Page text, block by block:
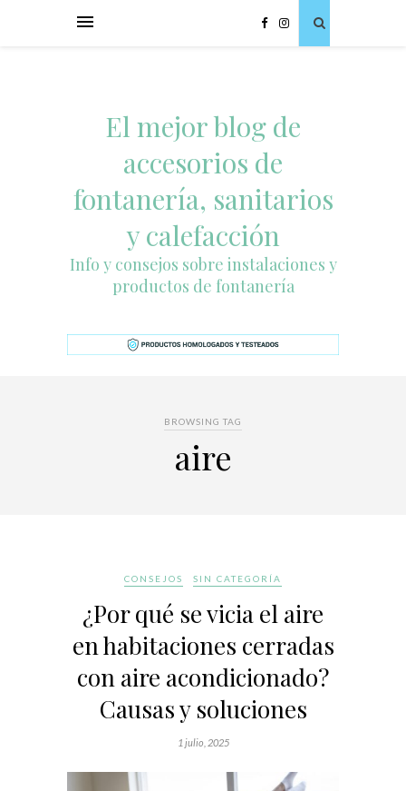
El mejor blog de
accesorios de
fontanería, sanitarios
y calefacción
Info y consejos sobre instalaciones y
productos de fontanería
BROWSING TAG
aire
CONSEJOS SIN CATEGORÍA
¿Por qué se vicia el aire
en habitaciones cerradas
con aire acondicionado?
Causas y soluciones
1 julio, 2025